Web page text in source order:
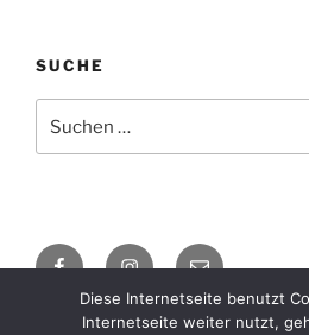
SUCHE
nach:
FacebookInstagram
E-
Mail
Diese Internetseite benutzt
Internetseite weiter nutzt,